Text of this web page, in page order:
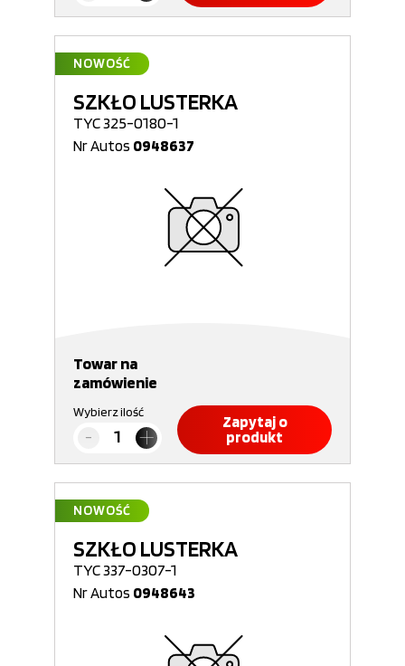
NOWOŚĆ
SZKŁO LUSTERKA
TYC 325-0180-1
Nr Autos 0948637
Towar na
zamówienie
Wybierz ilość
Zapytaj o
produkt
NOWOŚĆ
SZKŁO LUSTERKA
TYC 337-0307-1
Nr Autos 0948643